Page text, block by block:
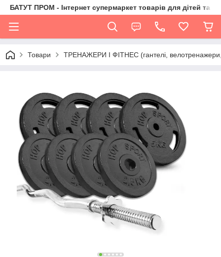
БАТУТ ПРОМ - Інтернет супермаркет товарів для дітей та їх
Товари ТРЕНАЖЕРИ І ФІТНЕС (гантелі, велотренажери,